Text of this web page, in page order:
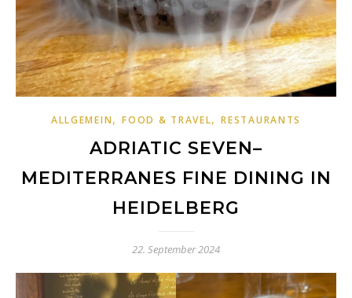
ALLGEMEIN,FOOD & TRAVEL,RESTAURANTS
ADRIATIC SEVEN–
MEDITERRANES FINE DINING IN
HEIDELBERG
22. September 2024